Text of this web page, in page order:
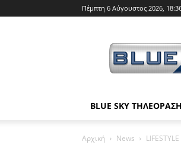
Πέμπτη 6 Αύγουστος 2026,
BLUE SKY ΤΗΛΕΟΡΑΣΗ
Αρχική News LIFESTYLE